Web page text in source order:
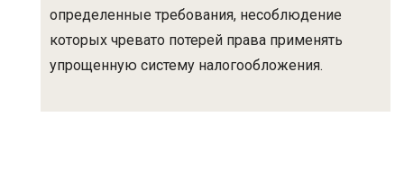
определенные требования, несоблюдение
которых чревато потерей права применять
упрощенную систему налогообложения.